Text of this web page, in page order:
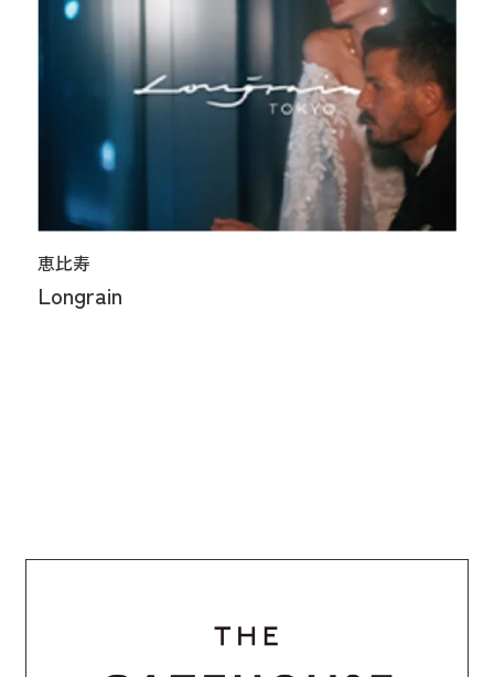
恵比寿
Longrain